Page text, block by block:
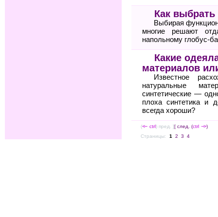
Как выбрать
Выбирая
многие решают
напольному глобус-
Какие
материалов
Известное
натуральные
синтетические —
плоха синтетика и
всегда хороши?
(<-- ctrl) пред. ][ след. (ctrl --> )
Страницы:
1 2 3 4